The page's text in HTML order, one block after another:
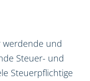
werdende und
Steuer- und
Steuerpflichtige